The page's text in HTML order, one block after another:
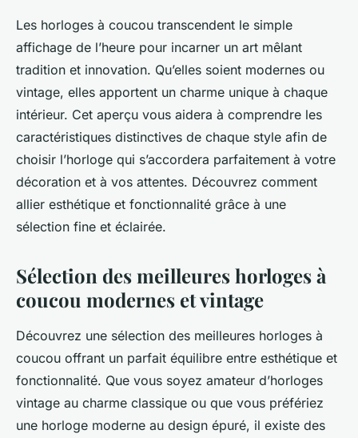
Les horloges à coucou transcendent le simple
affichage de l’heure pour incarner un art mêlant
tradition et innovation. Qu’elles soient modernes ou
vintage, elles apportent un charme unique à chaque
intérieur. Cet aperçu vous aidera à comprendre les
caractéristiques distinctives de chaque style afin de
choisir l’horloge qui s’accordera parfaitement à votre
décoration et à vos attentes. Découvrez comment
allier esthétique et fonctionnalité grâce à une
sélection fine et éclairée.
Sélection des meilleures horloges à
coucou modernes et vintage
Découvrez une sélection des meilleures horloges à
coucou offrant un parfait équilibre entre esthétique et
fonctionnalité. Que vous soyez amateur d’horloges
vintage au charme classique ou que vous préfériez
une horloge moderne au design épuré, il existe des